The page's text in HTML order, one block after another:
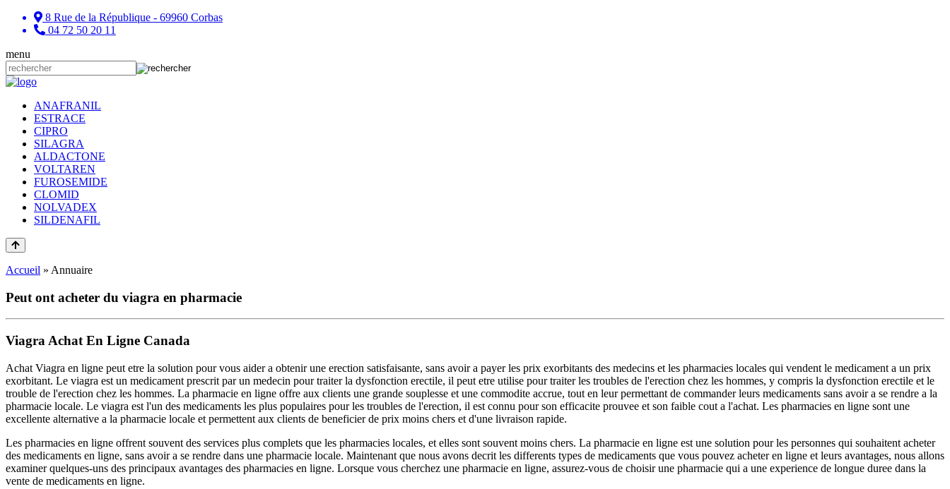
8 Rue de la République - 69960 Corbas
04 72 50 20 11
menu
ANAFRANIL
ESTRACE
CIPRO
SILAGRA
ALDACTONE
VOLTAREN
FUROSEMIDE
CLOMID
NOLVADEX
SILDENAFIL
Accueil » Annuaire
Peut ont acheter du viagra en pharmacie
Viagra Achat En Ligne Canada
Achat Viagra en ligne peut etre la solution pour vous aider a obtenir une erection satisfaisante, sans avoir a payer les prix exorbitants des medecins et les pharmacies locales qui vendent le medicament a un prix
exorbitant. Le viagra est un medicament prescrit par un medecin pour traiter la dysfonction erectile, il peut etre utilise pour traiter les troubles de l'erection chez les hommes, y compris la dysfonction erectile et le
trouble de l'erection chez les hommes. La pharmacie en ligne offre aux clients une grande souplesse et une commodite accrue, tout en leur permettant de commander leurs medicaments sans avoir a se rendre a la
pharmacie locale. Le viagra est l'un des medicaments les plus populaires pour les troubles de l'erection, il est connu pour son efficacite prouvee et son faible cout a l'achat. Les pharmacies en ligne sont une
excellente alternative a la pharmacie locale et permettent aux clients de beneficier de prix moins chers et d'une livraison rapide.
Les pharmacies en ligne offrent souvent des services plus complets que les pharmacies locales, et elles sont souvent moins chers. La pharmacie en ligne est une solution pour les personnes qui souhaitent acheter
des medicaments en ligne, sans avoir a se rendre dans une pharmacie locale. Maintenant que nous avons decrit les differents types de medicaments que vous pouvez acheter en ligne et leurs avantages, nous allons
examiner quelques-uns des principaux avantages des pharmacies en ligne. Lorsque vous cherchez une pharmacie en ligne, assurez-vous de choisir une pharmacie qui a une experience de longue duree dans la
vente de medicaments en ligne.